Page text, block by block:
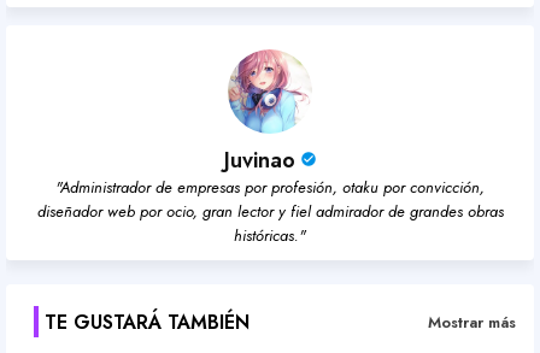
Juvinao
"Administrador de empresas por profesión, otaku por convicción,
diseñador web por ocio, gran lector y fiel admirador de grandes obras
históricas."
TE GUSTARÁ TAMBIÉN Mostrar más